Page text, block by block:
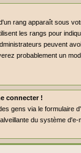
rang apparaît sous
les rangs pour
peuvent
probablement un
connecter !
gens via le formulaire
du système d'e-